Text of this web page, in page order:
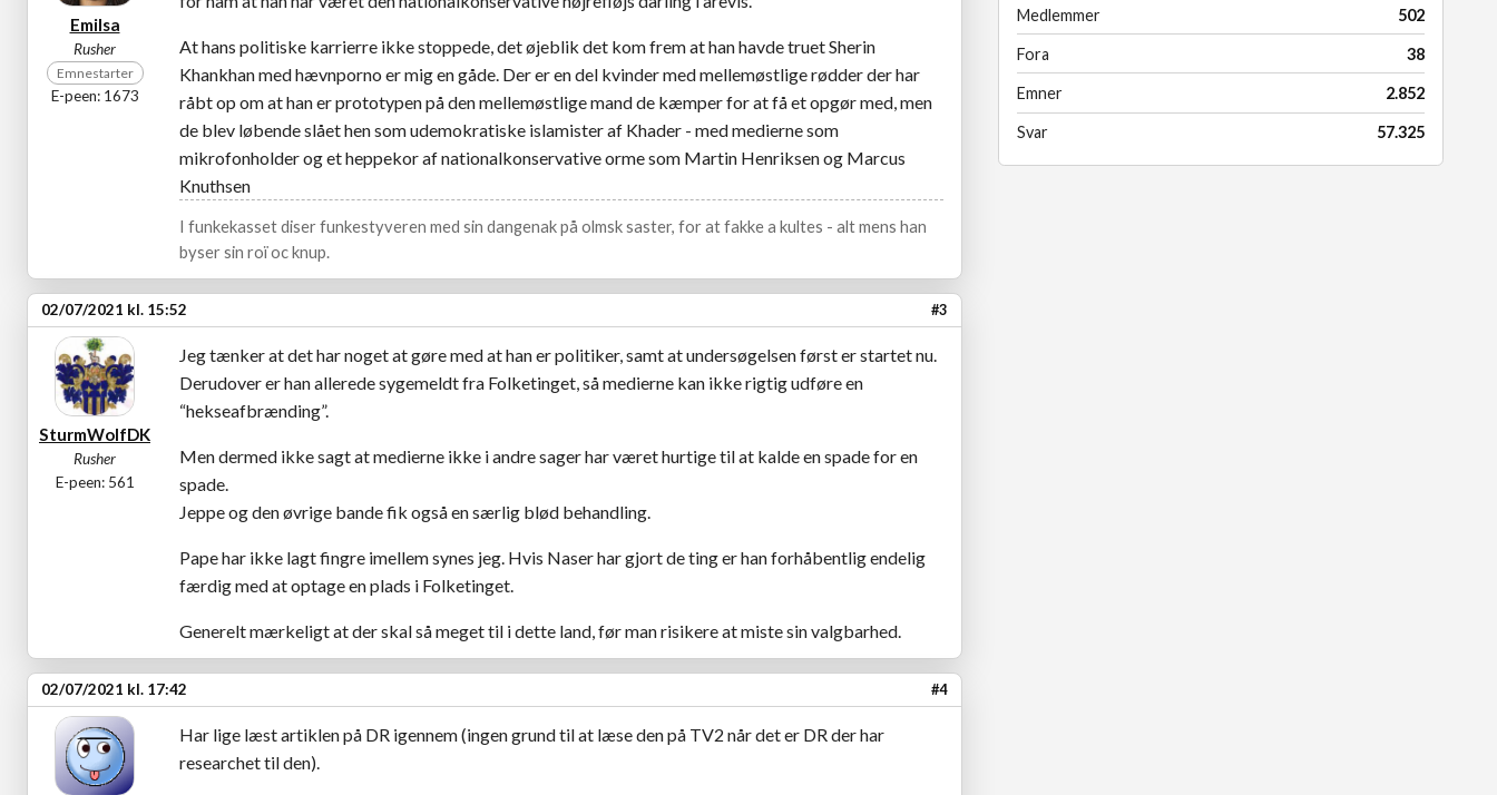
Emilsa
Rusher
Emnestarter
E-peen: 1673
At hans politiske karrierre ikke stoppede, det øjeblik det kom frem at han havde truet Sherin
Khankhan med hævnporno er mig en gåde. Der er en del kvinder med mellemøstlige rødder der har
råbt op om at han er prototypen på den mellemøstlige mand de kæmper for at få et opgør med, men
de blev løbende slået hen som udemokratiske islamister af Khader - med medierne som
mikrofonholder og et heppekor af nationalkonservative orme som Martin Henriksen og Marcus
Knuthsen
I funkekasset diser funkestyveren med sin dangenak på olmsk saster, for at fakke a kultes - alt mens han
byser sin roï oc knup.
02/07/2021 kl. 15:52 #3
SturmWolfDK
Rusher
E-peen: 561
Jeg tænker at det har noget at gøre med at han er politiker, samt at undersøgelsen først er startet nu.
Derudover er han allerede sygemeldt fra Folketinget, så medierne kan ikke rigtig udføre en
“hekseafbrænding”.
Men dermed ikke sagt at medierne ikke i andre sager har været hurtige til at kalde en spade for en
spade.
Jeppe og den øvrige bande fik også en særlig blød behandling.
Pape har ikke lagt fingre imellem synes jeg. Hvis Naser har gjort de ting er han forhåbentlig endelig
færdig med at optage en plads i Folketinget.
Generelt mærkeligt at der skal så meget til i dette land, før man risikere at miste sin valgbarhed.
02/07/2021 kl. 17:42 #4
Har lige læst artiklen på DR igennem (ingen grund til at læse den på TV2 når det er DR der har
researchet til den).
Medlemmer 502
Fora 38
Emner 2.852
Svar 57.325